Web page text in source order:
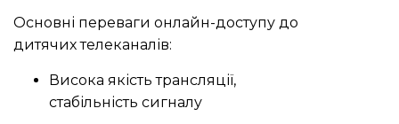
Основні переваги онлайн-доступу до
дитячих телеканалів:
Висока якість трансляції,
стабільність сигналу